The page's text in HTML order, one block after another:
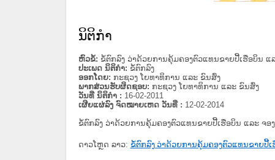
ນິຕິກໍາ
ຫົວຂໍ້: ຂໍ້ຕົກລົງ ວ່າດ້ວຍການຄຸ້ມຄອງຕົວແທນຂາຍປີ້ເຮືອບິນ ແ
ປະເພດ ນິຕິກໍາ: ຂໍ້ຕົກລົງ
ອອກໂດຍ: ກະຊວງ ໂຍທາທິການ ແລະ ຂົນສົ່ງ
ພາກສ່ວນຮັບຜິດຊອບ: ກະຊວງ ໂຍທາທິການ ແລະ ຂົນສົ່ງ
ວັນທີ່ ນິຕິກໍາ : 16-02-2011
ເຜີຍແຜ່ລົງ ຈົດໝາຍເຫດ ວັນທີ່ : 12-02-2014
ຂໍ້ຕົກລົງ ວ່າດ້ວຍການຄຸ້ມຄອງຕົວແທນຂາຍປີ້ເຮືອບິນ ແລະ ຈອ
ດາວໂຫຼດ ລາວ: ຂໍ້ຕົກລົງ ວ່າດ້ວຍການຄຸ້ມຄອງຕົວແທນຂາຍປີ້